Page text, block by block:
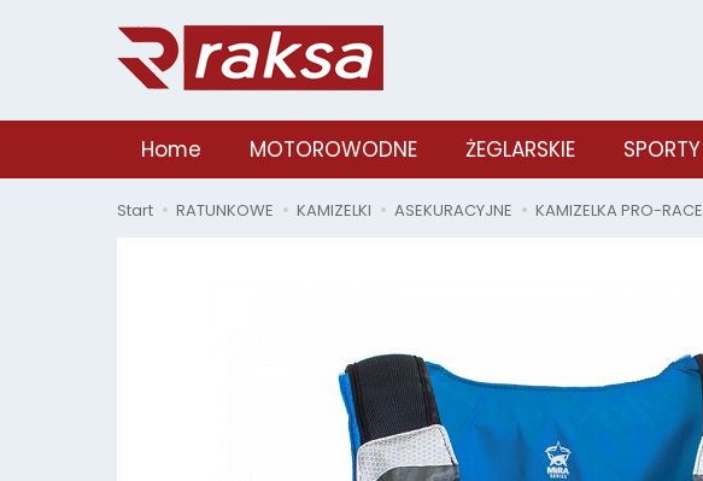
Home MOTOROWODNE ŻEGLARSKIE
Start RATUNKOWE KAMIZELKI ASEKURACYJNE KAMIZELKA PRO-